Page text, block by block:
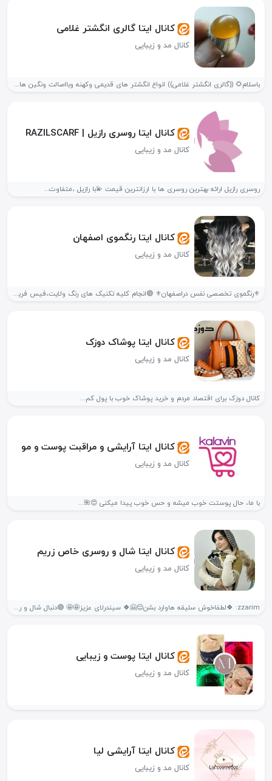
کانال ایتا گالری انگشتر غلامی
کانال مد و زیبایی
باسلام🌻 ((گالری انگشتر غلامی)) انواع انگشتر های قدیمی وکهنه وبااصالت ونگین های...
کانال ایتا روسری رازیل | RAZILSCARF
کانال مد و زیبایی
روسری رازیل ارائه بهترین روسری ها با ارزانترین قیمت 💫با رازیل ،متفاوت...
کانال ایتا رنگموی اصفهان
کانال مد و زیبایی
⚜رنگموی تخصصی نفس دراصفهان⚜ 🟣انجام کلیه تکنیک های رنگ ولایت،فیس فریم،آمبره و.....
کانال ایتا پوشاک دوزک
کانال مد و زیبایی
کانال دوزک برای اقتصاد مردم و خرید پوشاک خوب با پول کم...
کانال ایتا آرایشی و مراقبت پوست و مو
کانال مد و زیبایی
با ما، حال پوستت خوب میشه و حس خوب پیدا میکنی 😍🌺...
کانال ایتا شال و روسری خاص زریم
کانال مد و زیبایی
zzarim: 🍀لطفاخوش سلیقه هاوارد بشن😌🤗🍀 سیندرلای عزیز🤩🤩 🟣دنبال شال و روسری با...
کانال ایتا پوست و زیبایی
کانال مد و زیبایی
کانال ایتا آرایشی لیا
کانال مد و زیبایی